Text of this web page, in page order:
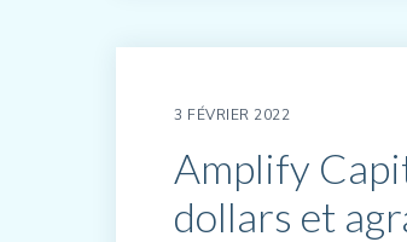
3 FÉVRIER 2022
Amplify
dollars et